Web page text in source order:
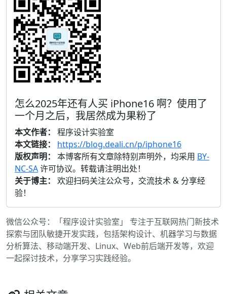
怎么2025年还有人买 iPhone16 啊？使用了
一个月之后，我居然成为果粉了
本文作者：
程序设计实验室
本文链接：
https://blog.deali.cn/p/iphone16
版权声明：
本博客所有文章除特别声明外，均采用 BY-
NC-SA许可协议。转载请注明出处！
关于博主：
欢迎扫码关注公众号，交流技术 & 分享经
验！
微信公众号：「程序设计实验室」 专注于互联网热门新技术
探索与团队敏捷开发实践，包括架构设计、机器学习与数据
分析算法、移动端开发、Linux、Web前后端开发等，欢迎
一起探讨技术，分享学习实践经验。